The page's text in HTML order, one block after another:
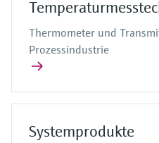
Thermometer und
Prozessindustrie
Systemprodukte